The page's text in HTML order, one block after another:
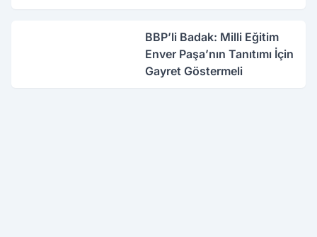
BBP’li Badak: Milli Eğitim
Enver Paşa’nın Tanıtımı İçin
Gayret Göstermeli